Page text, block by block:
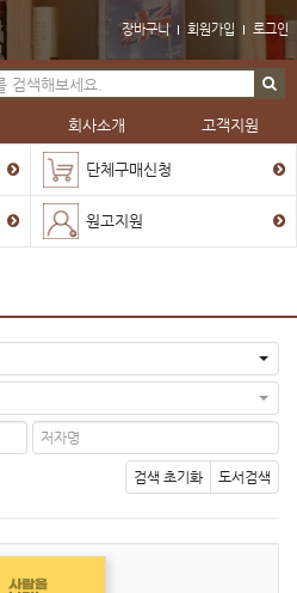
장바구니 회원가입 로그인
회사소개 고객지원
단체구매신청
원고지원
검색 초기화 도서검색